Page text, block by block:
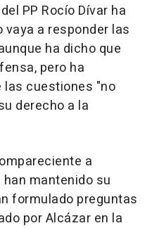
PP Rocío Dívar ha
a responder las
ha dicho que
pero ha
las cuestiones "no
derecho a la
a
mantenido su
formulado preguntas
por Alcázar en la